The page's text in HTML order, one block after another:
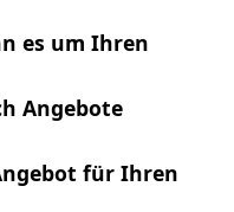
es um Ihren
Angebote
für Ihren